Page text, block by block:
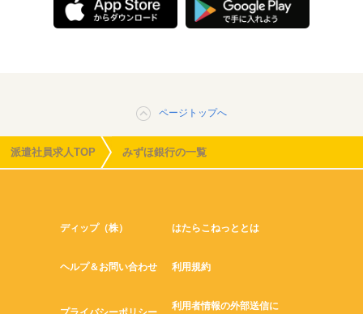
ページトップへ
派遣社員求人TOP みずほ銀行の一覧
ディップ（株） はたらこねっととは
ヘルプ＆お問い合わせ 利用規約
利用者情報の外部送信に